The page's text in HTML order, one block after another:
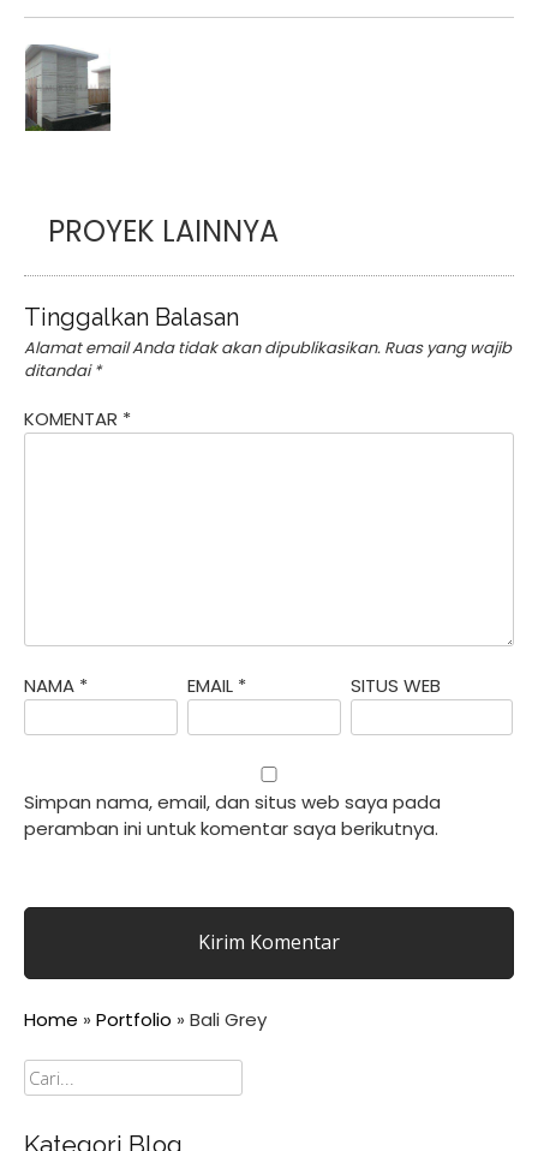
PROYEK LAINNYA
Tinggalkan Balasan
Alamat email Anda tidak akan dipublikasikan. Ruas yang wajib
ditandai*
KOMENTAR *
NAMA * EMAIL * SITUS WEB
Simpan nama, email, dan situs web saya pada
peramban ini untuk komentar saya berikutnya.
Home » Portfolio » Bali Grey
Cari
Kategori Blog